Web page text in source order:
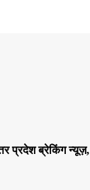
प्रदेश ब्रेकिंग न्यूज़,